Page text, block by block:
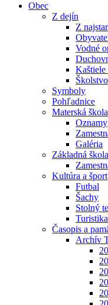
Obec
Z dejín
Z
Vodné
Školstvo
Symboly
Pohľadnice
Materská škola
Oznamy
Galéria
Základná škola
Kultúra a šport
Futbal
Šachy
Stolný
Turistika
Časopis a
Archív